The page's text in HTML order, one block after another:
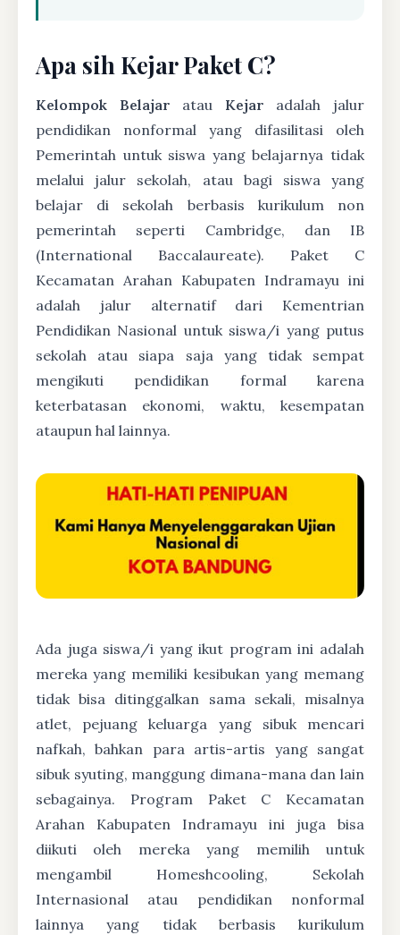
Apa sih Kejar Paket C?
Kelompok Belajar atau Kejar adalah jalur
pendidikan nonformal yang difasilitasi oleh
Pemerintah untuk siswa yang belajarnya tidak
melalui jalur sekolah, atau bagi siswa yang
belajar di sekolah berbasis kurikulum non
pemerintah seperti Cambridge, dan IB
(International Baccalaureate). Paket C
Kecamatan Arahan Kabupaten Indramayu ini
adalah jalur alternatif dari Kementrian
Pendidikan Nasional untuk siswa/i yang putus
sekolah atau siapa saja yang tidak sempat
mengikuti pendidikan formal karena
keterbatasan ekonomi, waktu, kesempatan
ataupun hal lainnya.
Ada juga siswa/i yang ikut program ini adalah
mereka yang memiliki kesibukan yang memang
tidak bisa ditinggalkan sama sekali, misalnya
atlet, pejuang keluarga yang sibuk mencari
nafkah, bahkan para artis-artis yang sangat
sibuk syuting, manggung dimana-mana dan lain
sebagainya. Program Paket C Kecamatan
Arahan Kabupaten Indramayu ini juga bisa
diikuti oleh mereka yang memilih untuk
mengambil Homeshcooling, Sekolah
Internasional atau pendidikan nonformal
lainnya yang tidak berbasis kurikulum